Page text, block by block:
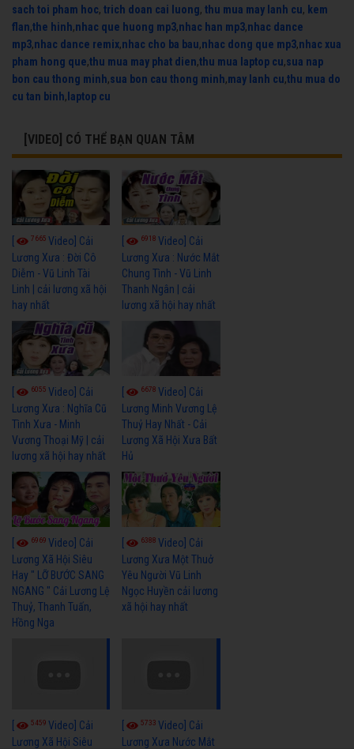
sach toi pham hoc, trich doan cai luong, thu mua may lanh cu, kem
flan,the hinh,nhac que huong mp3,nhac han mp3,nhac dance
mp3,nhac dance remix,nhac cho ba bau,nhac dong que mp3,nhac xua
pham hong que,thu mua may phat dien,thu mua laptop cu,sua nap
bon cau thong minh,sua bon cau thong minh,may lanh cu,thu mua do
cu tan binh, laptop cu
[VIDEO] CÓ THỂ BẠN QUAN TÂM
7665 Video] Cải
Lương Xưa : Đời Cô
Diễm - Vũ Linh Tài
Linh | cải lương xã hội
hay nhất
6918Video] Cải
Lương Xưa : Nước Mắt
Chung Tình - Vũ Linh
Thanh Ngân | cải
lương xã hội hay nhất
6055 Video] Cải
Lương Xưa : Nghĩa Cũ
Tình Xưa - Minh
Vương Thoại Mỹ | cải
lương xã hội hay nhất
6678Video] Cải
Lương Minh Vương Lệ
Thuỷ Hay Nhất - Cải
Lương Xã Hội Xưa Bất
Hủ
6969 Video] Cải
Lương Xã Hội Siêu
Hay " LỠ BƯỚC SANG
NGANG " Cải Lương Lệ
Thuỷ, Thanh Tuấn,
Hồng Nga
6388Video] Cải
Lương Xưa Một Thuở
Yêu Người Vũ Linh
Ngọc Huyền cải lương
xã hội hay nhất
5459 Video] Cải
Lương Xã Hội Siêu
5733Video] Cải
Lương Xưa Nước Mắt